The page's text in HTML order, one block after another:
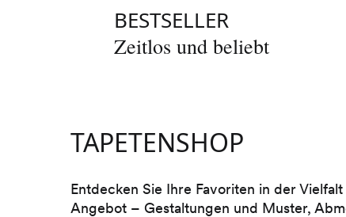
BESTSELLER
Zeitlos und beliebt
TAPETENSHOP
Entdecken Sie Ihre Favoriten in der
Angebot – Gestaltungen und Muster,